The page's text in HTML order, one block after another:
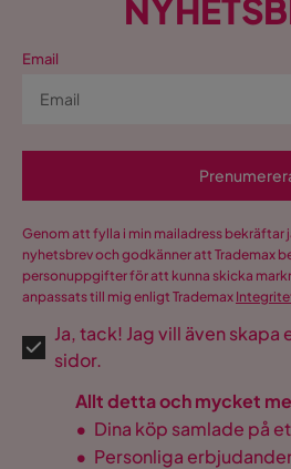
Email
Genom att fylla i min mailadress bekräftar
nyhetsbrev och godkänner att Trademax
personuppgifter för att kunna skicka
anpassats till mig enligt Trademax
Ja, tack! Jag vill även skapa
sidor.
Allt detta och mycket
• Dina köp samlade på
• Personliga